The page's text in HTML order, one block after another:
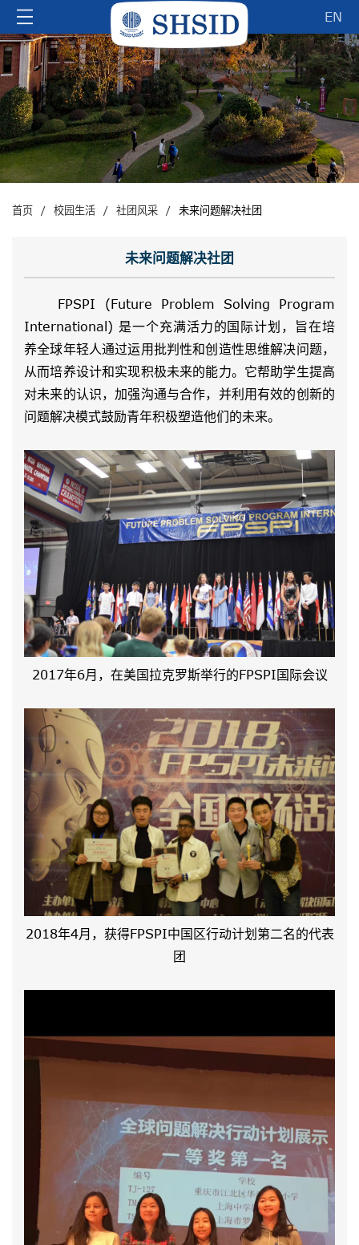
EN
首页 / 校园生活 / 社团风采 / 未来问题解决社团
未来问题解决社团
FPSPI (Future Problem Solving Program
International) 是一个充满活力的国际计划，旨在培
养全球年轻人通过运用批判性和创造性思维解决问题，
从而培养设计和实现积极未来的能力。它帮助学生提高
对未来的认识，加强沟通与合作，并利用有效的创新的
问题解决模式鼓励青年积极塑造他们的未来。
2017年6月，在美国拉克罗斯举行的FPSPI国际会议
2018年4月，获得FPSPI中国区行动计划第二名的代表
团